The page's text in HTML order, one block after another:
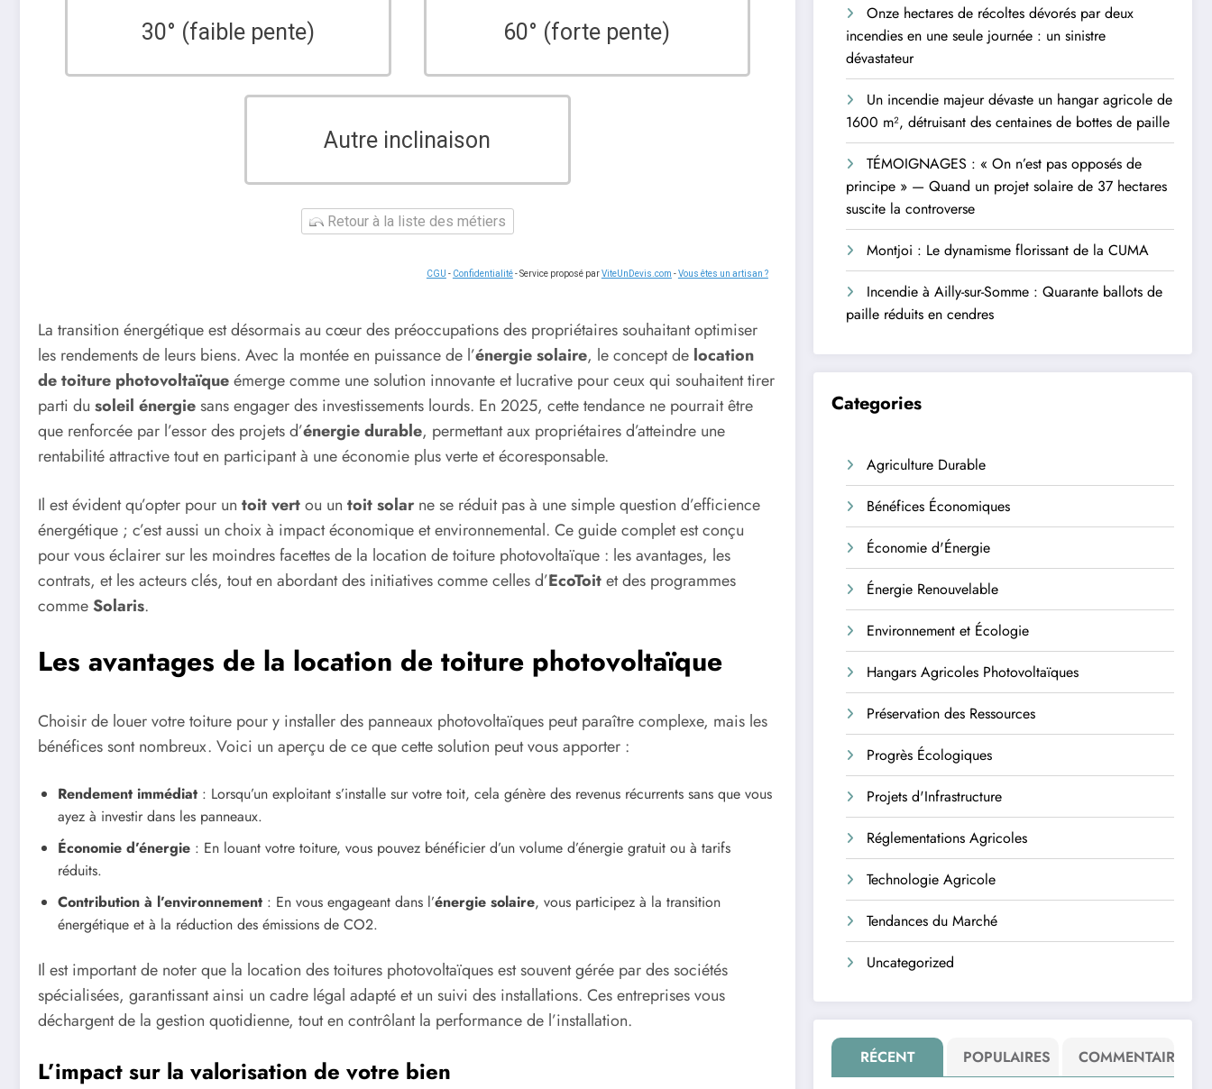
30° (faible pente) 60° (forte pente)
Autre inclinaison
Retour à la liste des métiers
CGU - Confidentialité- Service proposé parViteUnDevis.com -Vous êtes un artisan ?
La transition énergétique est désormais au cœur des préoccupations des propriétaires souhaitant optimiser
les rendements de leurs biens. Avec la montée en puissance de l’énergie solaire, le concept de location
de toiture photovoltaïqueémerge comme une solution innovante et lucrative pour ceux qui souhaitent tirer
parti du soleil énergiesans engager des investissements lourds. En 2025, cette tendance ne pourrait être
que renforcée par l’essor des projets d’énergie durable, permettant aux propriétaires d’atteindre une
rentabilité attractive tout en participant à une économie plus verte et écoresponsable.
Il est évident qu’opter pour un toit vertou un toit solar ne se réduit pas à une simple question d’efficience
énergétique ; c’est aussi un choix à impact économique et environnemental. Ce guide complet est conçu
pour vous éclairer sur les moindres facettes de la location de toiture photovoltaïque : les avantages, les
contrats, et les acteurs clés, tout en abordant des initiatives comme celles d’EcoToitet des programmes
commeSolaris.
Les avantages de la location de toiture photovoltaïque
Choisir de louer votre toiture pour y installer des panneaux photovoltaïques peut paraître complexe, mais les
bénéfices sont nombreux. Voici un aperçu de ce que cette solution peut vous apporter :
Rendement immédiat : Lorsqu’un exploitant s’installe sur votre toit, cela génère des revenus récurrents sans que vous
ayez à investir dans les panneaux.
Économie d’énergie : En louant votre toiture, vous pouvez bénéficier d’un volume d’énergie gratuit ou à tarifs
réduits.
Contribution à l’environnement : En vous engageant dans l’énergie solaire, vous participez à la transition
énergétique et à la réduction des émissions de CO2.
Il est important de noter que la location des toitures photovoltaïques est souvent gérée par des sociétés
spécialisées, garantissant ainsi un cadre légal adapté et un suivi des installations. Ces entreprises vous
déchargent de la gestion quotidienne, tout en contrôlant la performance de l’installation.
L’impact sur la valorisation de votre bien
Onze hectares de récoltes dévorés par deux
incendies en une seule journée : un sinistre
dévastateur
Un incendie majeur dévaste un hangar agricole de
1600 m², détruisant des centaines de bottes de paille
TÉMOIGNAGES : « On n’est pas opposés de
principe » — Quand un projet solaire de 37 hectares
suscite la controverse
Montjoi : Le dynamisme florissant de la CUMA
Incendie à Ailly-sur-Somme : Quarante ballots de
paille réduits en cendres
Categories
Agriculture Durable
Bénéfices Économiques
Économie d'Énergie
Énergie Renouvelable
Environnement et Écologie
Hangars Agricoles Photovoltaïques
Préservation des Ressources
Progrès Écologiques
Projets d'Infrastructure
Réglementations Agricoles
Technologie Agricole
Tendances du Marché
Uncategorized
RÉCENT POPULAIRES COMMENTAIRE